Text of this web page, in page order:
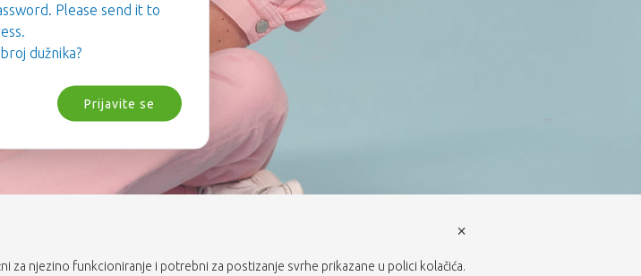
Please send it to
dužnika?
Prijavite se
za njezino funkcioniranje i potrebni za postizanje svrhe prikazane u polici kolačića.
×